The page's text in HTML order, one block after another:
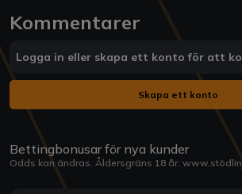
Kommentarer
Logga in eller skapa ett konto för att
Skapa ett konto
Bettingbonusar för nya kunder
Odds kan ändras. Åldersgräns 18 år.